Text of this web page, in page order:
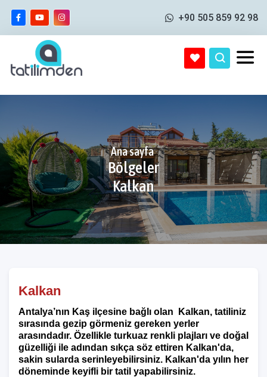
+90 505 859 92 98
Ana sayfa
Bölgeler
Kalkan
Kalkan
Antalya’nın Kaş ilçesine bağlı olan Kalkan, tatiliniz
sırasında gezip görmeniz gereken yerler
arasındadır. Özellikle turkuaz renkli plajları ve doğal
güzelliği ile adından sıkça söz ettiren Kalkan'da,
sakin sularda serinleyebilirsiniz. Kalkan'da yılın her
döneminde keyifli bir tatil yapabilirsiniz.